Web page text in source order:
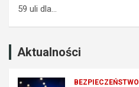
59 uli dla…
Aktualności
BEZPIECZEŃSTWO
e
k
o
z
w
a
z
n